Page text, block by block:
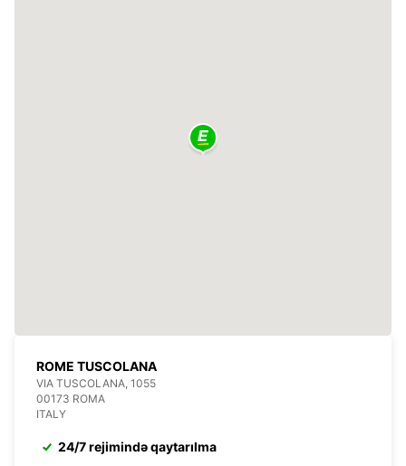
ROME TUSCOLANA
VIA TUSCOLANA, 1055
00173 ROMA
ITALY
24/7 rejimində qaytarılma